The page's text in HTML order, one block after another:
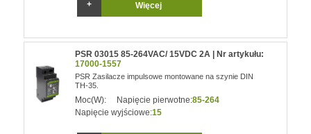
Więcej
PSR 03015 85-264VAC/ 15VDC 2A | Nr artykułu:
17000-1557
PSR Zasilacze impulsowe montowane na szynie DIN
TH-35.
Moc(W): Napięcie pierwotne:85-264
Napięcie wyjściowe:15